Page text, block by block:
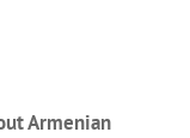
Armenian